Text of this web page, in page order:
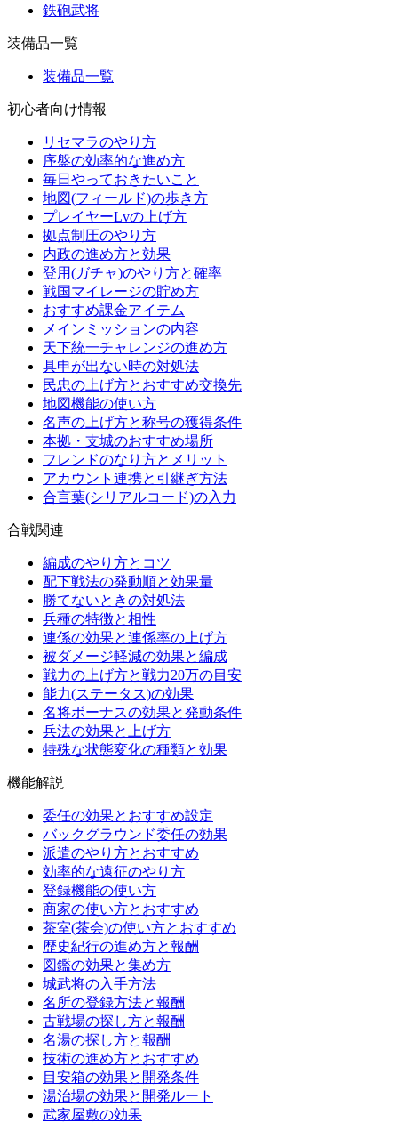
鉄砲武将
装備品一覧
装備品一覧
初心者向け情報
リセマラのやり方
序盤の効率的な進め方
毎日やっておきたいこと
地図(フィールド)の歩き方
プレイヤーLvの上げ方
拠点制圧のやり方
内政の進め方と効果
登用(ガチャ)のやり方と確率
戦国マイレージの貯め方
おすすめ課金アイテム
メインミッションの内容
天下統一チャレンジの進め方
具申が出ない時の対処法
民忠の上げ方とおすすめ交換先
地図機能の使い方
名声の上げ方と称号の獲得条件
本拠・支城のおすすめ場所
フレンドのなり方とメリット
アカウント連携と引継ぎ方法
合言葉(シリアルコード)の入力
合戦関連
編成のやり方とコツ
配下戦法の発動順と効果量
勝てないときの対処法
兵種の特徴と相性
連係の効果と連係率の上げ方
被ダメージ軽減の効果と編成
戦力の上げ方と戦力20万の目安
能力(ステータス)の効果
名将ボーナスの効果と発動条件
兵法の効果と上げ方
特殊な状態変化の種類と効果
機能解説
委任の効果とおすすめ設定
バックグラウンド委任の効果
派遣のやり方とおすすめ
効率的な遠征のやり方
登録機能の使い方
商家の使い方とおすすめ
茶室(茶会)の使い方とおすすめ
歴史紀行の進め方と報酬
図鑑の効果と集め方
城武将の入手方法
名所の登録方法と報酬
古戦場の探し方と報酬
名湯の探し方と報酬
技術の進め方とおすすめ
目安箱の効果と開発条件
湯治場の効果と開発ルート
武家屋敷の効果